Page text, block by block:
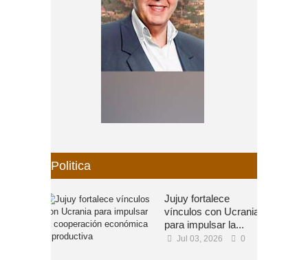
Politica
Jujuy fortalece
vínculos con Ucrania
para impulsar la...
Jul 03, 2026 0